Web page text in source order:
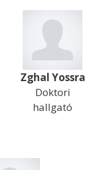
Zghal Yossra
Doktori
hallgató